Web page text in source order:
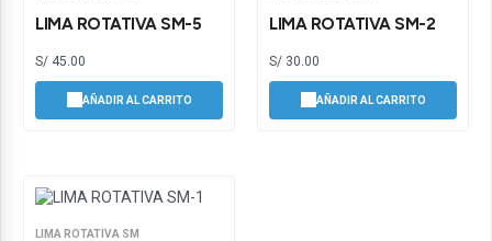
LIMA ROTATIVA SM-5
S/ 45.00
AÑADIR AL CARRITO
LIMA ROTATIVA SM-2
S/ 30.00
AÑADIR AL CARRITO
LIMA ROTATIVA SM